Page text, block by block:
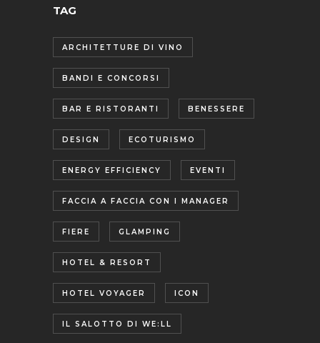
TAG
ARCHITETTURE DI VINO
BANDI E CONCORSI
BAR E RISTORANTI BENESSERE
DESIGN ECOTURISMO
ENERGY EFFICIENCY EVENTI
FACCIA A FACCIA CON I MANAGER
FIERE GLAMPING
HOTEL & RESORT
HOTEL VOYAGER ICON
IL SALOTTO DI WE:LL